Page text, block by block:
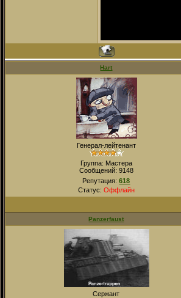
Hart
Генерал-лейтенант
Группа: Мастера
Сообщений: 9148
Репутация:618
Статус: Оффлайн
Panzerfaust
Сержант